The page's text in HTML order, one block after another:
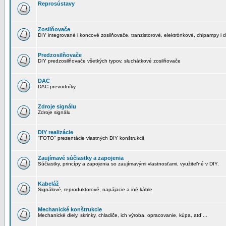
Reprosústavy
Zosilňovače
DIY integrované i koncové zosilňovače, tranzistorové, elektrónkové, chipampy i
Predzosilňovače
DIY predzosilňovače všetkých typov, sluchátkové zosilňovače
DAC
DAC prevodníky
Zdroje signálu
Zdroje signálu
DIY realizácie
"FOTO" prezentácie vlastných DIY konštrukcií
Zaujímavé súčiastky a zapojenia
Súčiastky, princípy a zapojenia so zaujímavými vlastnosťami, využiteľné v DIY.
Kabeláž
Signálové, reproduktorové, napájacie a iné káble
Mechanické konštrukcie
Mechanické diely, skrinky, chladiče, ich výroba, opracovanie, kúpa, atď ...